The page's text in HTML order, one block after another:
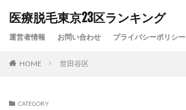
医療脱毛東京23区ランキング
運営者情報 お問い合わせ プライバシーポリシー
HOME 世田谷区
CATEGORY
カテゴリー
タグ
全身脱毛